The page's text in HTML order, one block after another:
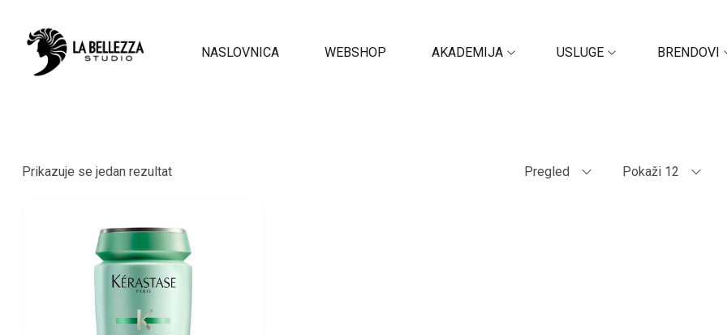
NASLOVNICA WEBSHOP AKADEMIJA USLUGE BRENDOVI
Prikazuje se jedan rezultat Pregled Pokaži 12